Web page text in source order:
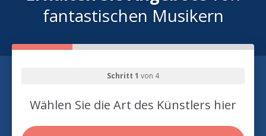
fantastischen Musikern
Schritt 1 von 4
Wählen Sie die Art des Künstlers hier